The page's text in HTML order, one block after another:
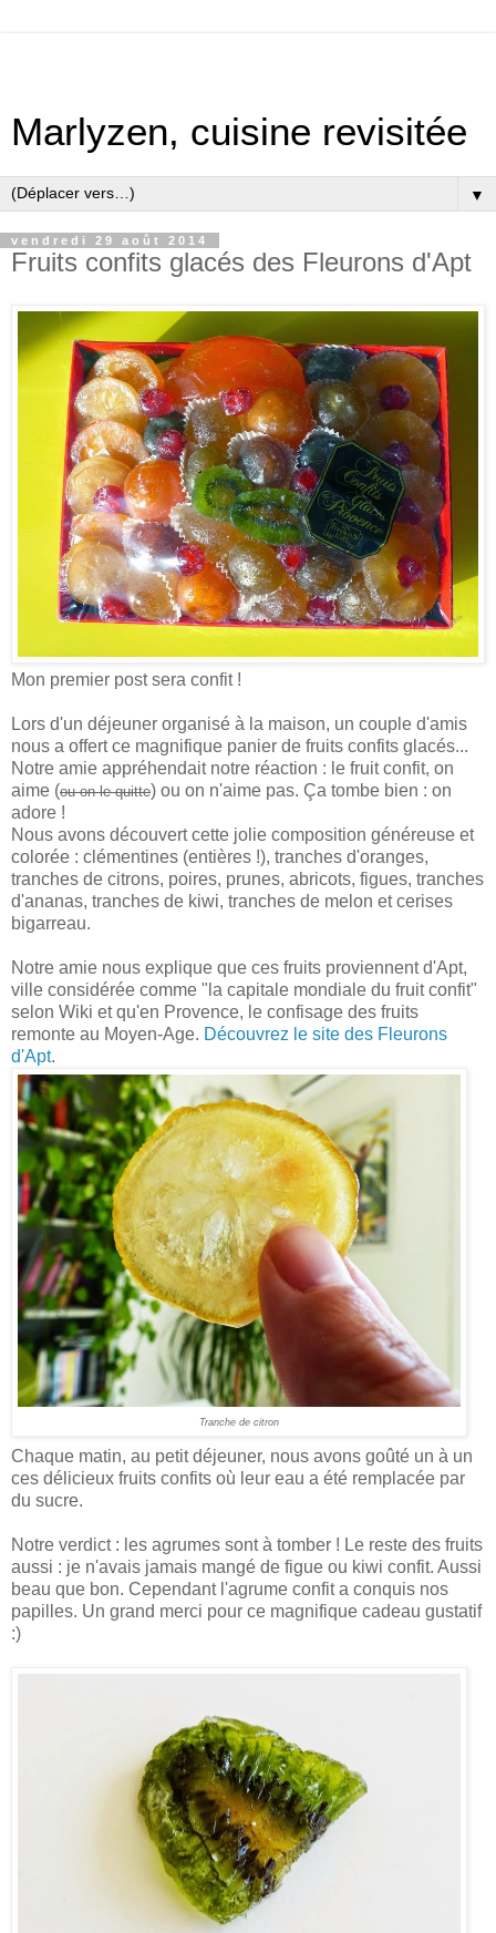
Marlyzen, cuisine revisitée
▼
vendredi 29 août 2014
Fruits confits glacés des Fleurons d'Apt
Mon premier post sera confit !
Lors d'un déjeuner organisé à la maison, un couple d'amis
nous a offert ce magnifique panier de fruits confits glacés...
Notre amie appréhendait notre réaction : le fruit confit, on
aime (ou on le quitte) ou on n'aime pas. Ça tombe bien : on
adore !
Nous avons découvert cette jolie composition généreuse et
colorée : clémentines (entières !), tranches d'oranges,
tranches de citrons, poires, prunes, abricots, figues, tranches
d'ananas, tranches de kiwi, tranches de melon et cerises
bigarreau.
Notre amie nous explique que ces fruits proviennent d'Apt,
ville considérée comme "la capitale mondiale du fruit confit"
selon Wiki et qu'en Provence, le confisage des fruits
remonte au Moyen-Age. Découvrez le site des Fleurons
d'Apt.
Tranche de citron
Chaque matin, au petit déjeuner, nous avons goûté un à un
ces délicieux fruits confits où leur eau a été remplacée par
du sucre.
Notre verdict : les agrumes sont à tomber ! Le reste des fruits
aussi : je n'avais jamais mangé de figue ou kiwi confit. Aussi
beau que bon. Cependant l'agrume confit a conquis nos
papilles. Un grand merci pour ce magnifique cadeau gustatif
:)